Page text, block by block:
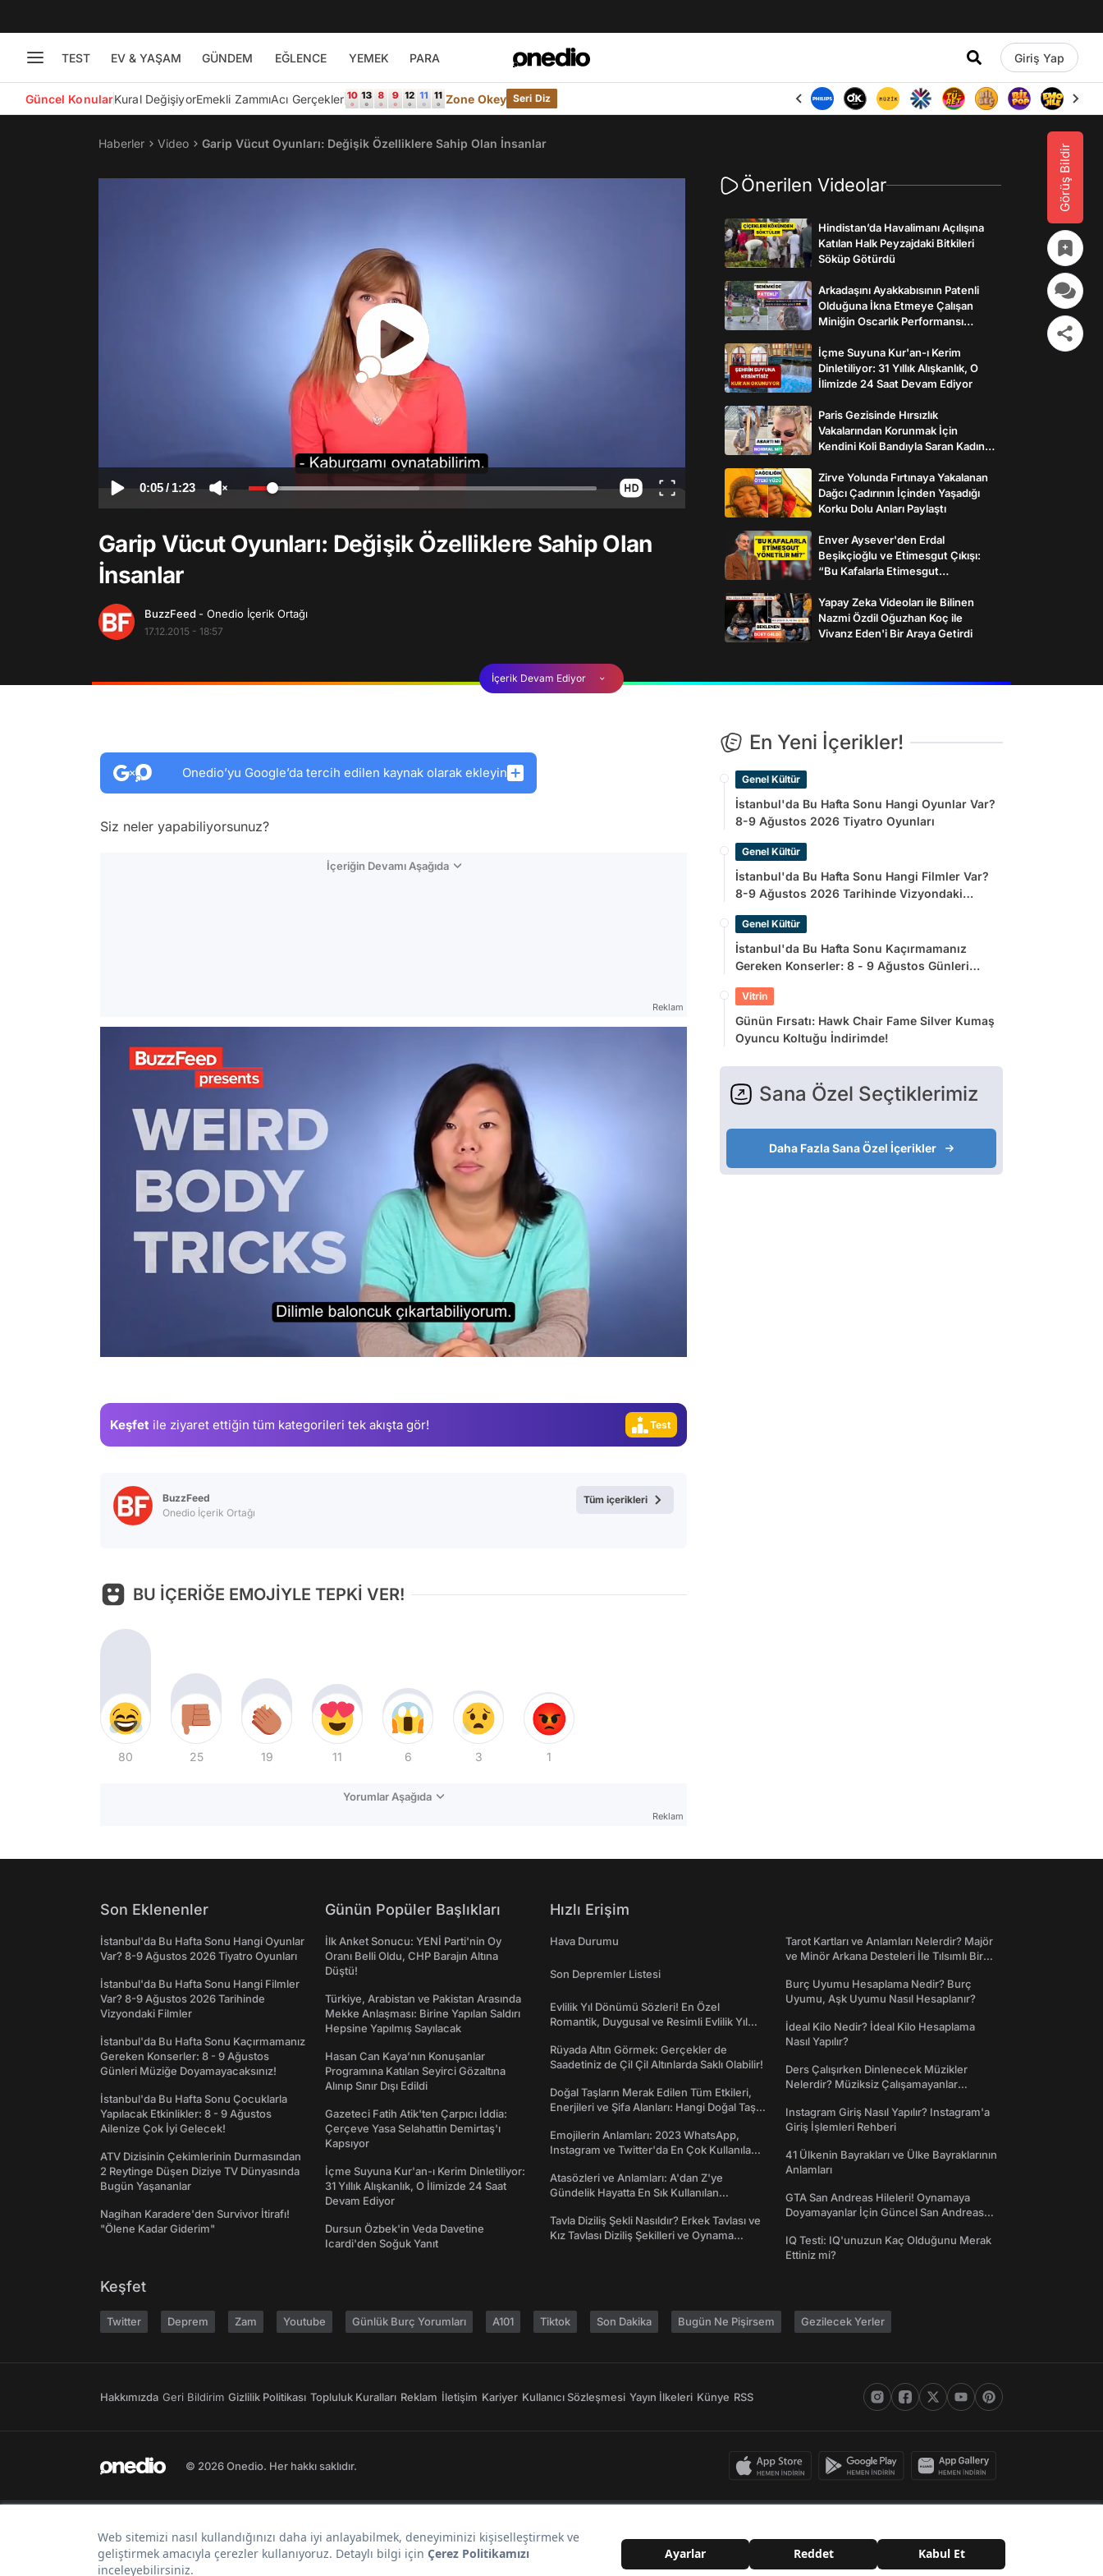
TEST EV & YAŞAM GÜNDEM EĞLENCE YEMEK PARA Giriş Yap
Güncel KonularKural DeğişiyorEmekli ZammıAcı Gerçekler Zone Okey Seri Diz
Görüş Bildir
Haberler Video Garip Vücut Oyunları: Değişik Özelliklere Sahip Olan İnsanlar
0:05/1:23
Garip Vücut Oyunları: Değişik Özelliklere Sahip Olan
İnsanlar
BuzzFeed - Onedio İçerik Ortağı
17.12.2015 - 18:57
Önerilen Videolar
Hindistan’da Havalimanı Açılışına
Katılan Halk Peyzajdaki Bitkileri
Söküp Götürdü
Arkadaşını Ayakkabısının Patenli
Olduğuna İkna Etmeye Çalışan
Miniğin Oscarlık Performansı
İçme Suyuna Kur'an-ı Kerim
Dinletiliyor: 31 Yıllık Alışkanlık, O
İlimizde 24 Saat Devam Ediyor
Paris Gezisinde Hırsızlık
Vakalarından Korunmak İçin
Kendini Koli Bandıyla Saran Kadının
Zirve Yolunda Fırtınaya Yakalanan
Dağcı Çadırının İçinden Yaşadığı
Korku Dolu Anları Paylaştı
Enver Aysever'den Erdal
Beşikçioğlu ve Etimesgut Çıkışı:
“Bu Kafalarla Etimesgut
Yapay Zeka Videoları ile Bilinen
Nazmi Özdil Oğuzhan Koç ile
Vivanz Eden'i Bir Araya Getirdi
İçerik Devam Ediyor
Onedio’yu Google’da tercih edilen kaynak olarak ekleyin
Siz neler yapabiliyorsunuz?
İçeriğin Devamı Aşağıda
Reklam
Keşfet ile ziyaret ettiğin tüm kategorileri tek akışta gör! Test
BuzzFeed
Onedio İçerik Ortağı
Tüm içerikleri
BU İÇERİĞE EMOJİYLE TEPKİ VER!
80 25 19 11 6 3 1
Yorumlar Aşağıda
Reklam
En Yeni İçerikler!
Genel Kültür
İstanbul'da Bu Hafta Sonu Hangi Oyunlar Var?
8-9 Ağustos 2026 Tiyatro Oyunları
Genel Kültür
İstanbul'da Bu Hafta Sonu Hangi Filmler Var?
8-9 Ağustos 2026 Tarihinde Vizyondaki
Genel Kültür
İstanbul'da Bu Hafta Sonu Kaçırmamanız
Gereken Konserler: 8 - 9 Ağustos Günleri
Vitrin
Günün Fırsatı: Hawk Chair Fame Silver Kumaş
Oyuncu Koltuğu İndirimde!
Sana Özel Seçtiklerimiz
Daha Fazla Sana Özel İçerikler
Son Eklenenler
İstanbul'da Bu Hafta Sonu Hangi Oyunlar
Var? 8-9 Ağustos 2026 Tiyatro Oyunları
İstanbul'da Bu Hafta Sonu Hangi Filmler
Var? 8-9 Ağustos 2026 Tarihinde
Vizyondaki Filmler
İstanbul'da Bu Hafta Sonu Kaçırmamanız
Gereken Konserler: 8 - 9 Ağustos
Günleri Müziğe Doyamayacaksınız!
İstanbul'da Bu Hafta Sonu Çocuklarla
Yapılacak Etkinlikler: 8 - 9 Ağustos
Ailenize Çok İyi Gelecek!
ATV Dizisinin Çekimlerinin Durmasından
2 Reytinge Düşen Diziye TV Dünyasında
Bugün Yaşananlar
Nagihan Karadere'den Survivor İtirafı!
"Ölene Kadar Giderim"
Günün Popüler Başlıkları
İlk Anket Sonucu: YENİ Parti'nin Oy
Oranı Belli Oldu, CHP Barajın Altına
Düştü!
Türkiye, Arabistan ve Pakistan Arasında
Mekke Anlaşması: Birine Yapılan Saldırı
Hepsine Yapılmış Sayılacak
Hasan Can Kaya’nın Konuşanlar
Programına Katılan Seyirci Gözaltına
Alınıp Sınır Dışı Edildi
Gazeteci Fatih Atik'ten Çarpıcı İddia:
Çerçeve Yasa Selahattin Demirtaş'ı
Kapsıyor
İçme Suyuna Kur'an-ı Kerim Dinletiliyor:
31 Yıllık Alışkanlık, O İlimizde 24 Saat
Devam Ediyor
Dursun Özbek'in Veda Davetine
Icardi'den Soğuk Yanıt
Hızlı Erişim
Hava Durumu
Son Depremler Listesi
Evlilik Yıl Dönümü Sözleri! En Özel
Romantik, Duygusal ve Resimli Evlilik Yıl
Rüyada Altın Görmek: Gerçekler de
Saadetiniz de Çil Çil Altınlarda Saklı Olabilir!
Doğal Taşların Merak Edilen Tüm Etkileri,
Enerjileri ve Şifa Alanları: Hangi Doğal Taş
Emojilerin Anlamları: 2023 WhatsApp,
Instagram ve Twitter'da En Çok Kullanılan
Atasözleri ve Anlamları: A'dan Z'ye
Gündelik Hayatta En Sık Kullanılan
Tavla Diziliş Şekli Nasıldır? Erkek Tavlası ve
Kız Tavlası Diziliş Şekilleri ve Oynama
Tarot Kartları ve Anlamları Nelerdir? Majör
ve Minör Arkana Desteleri İle Tılsımlı Bir
Burç Uyumu Hesaplama Nedir? Burç
Uyumu, Aşk Uyumu Nasıl Hesaplanır?
İdeal Kilo Nedir? İdeal Kilo Hesaplama
Nasıl Yapılır?
Ders Çalışırken Dinlenecek Müzikler
Nelerdir? Müziksiz Çalışamayanlar
Instagram Giriş Nasıl Yapılır? Instagram'a
Giriş İşlemleri Rehberi
41 Ülkenin Bayrakları ve Ülke Bayraklarının
Anlamları
GTA San Andreas Hileleri! Oynamaya
Doyamayanlar İçin Güncel San Andreas
IQ Testi: IQ'unuzun Kaç Olduğunu Merak
Ettiniz mi?
Keşfet
Twitter Deprem Zam Youtube Günlük Burç Yorumları A101 Tiktok Son Dakika Bugün Ne Pişirsem Gezilecek Yerler
Hakkımızda Geri Bildirim Gizlilik Politikası Topluluk Kuralları Reklam İletişim Kariyer Kullanıcı Sözleşmesi Yayın İlkeleri Künye RSS
© 2026 Onedio. Her hakkı saklıdır.